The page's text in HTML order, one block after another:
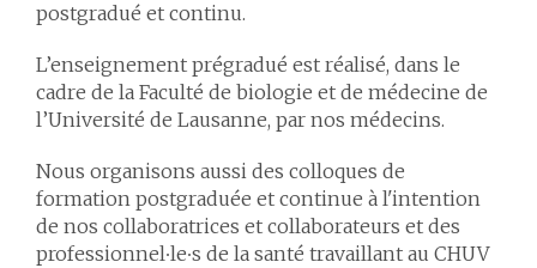
postgradué et continu.
L’enseignement prégradué est réalisé, dans le
cadre de la Faculté de biologie et de médecine de
l’Université de Lausanne, par nos médecins.
Nous organisons aussi des colloques de
formation postgraduée et continue à l'intention
de nos collaboratrices et collaborateurs et des
professionnel∙le∙s de la santé travaillant au CHUV